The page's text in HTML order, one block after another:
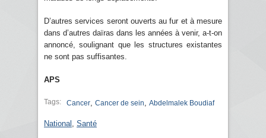
D’autres services seront ouverts au fur et à mesure
dans d’autres daïras dans les années à venir, a-t-on
annoncé, soulignant que les structures existantes
ne sont pas suffisantes.
APS
Tags: Cancer Cancer de sein Abdelmalek Boudiaf
National Santé